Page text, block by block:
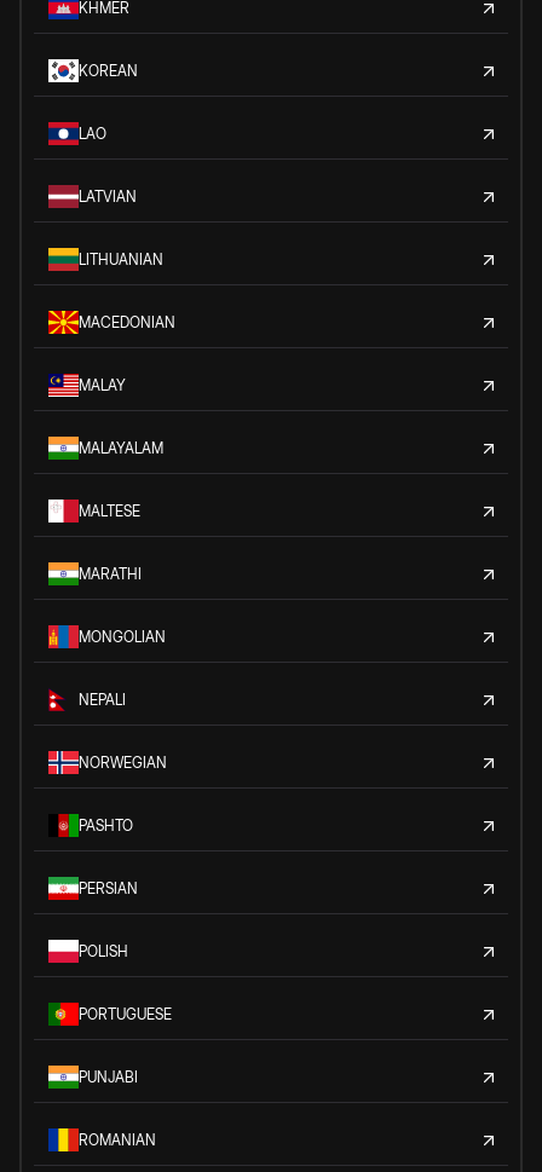
KHMER
KOREAN
LAO
LATVIAN
LITHUANIAN
MACEDONIAN
MALAY
MALAYALAM
MALTESE
MARATHI
MONGOLIAN
NEPALI
NORWEGIAN
PASHTO
PERSIAN
POLISH
PORTUGUESE
PUNJABI
ROMANIAN